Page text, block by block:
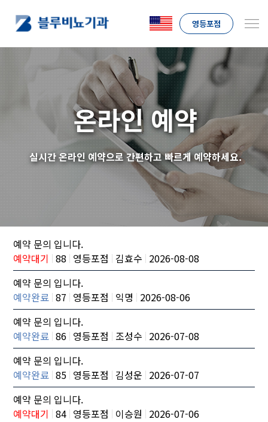
영등포점
온라인 예약
실시간 온라인 예약으로 간편하고 빠르게 예약하세요.
예약 문의 입니다.
예약대기 88 영등포점 김효수 2026-08-08
예약 문의 입니다.
예약완료 87 영등포점 익명 2026-08-06
예약 문의 입니다.
예약완료 86 영등포점 조성수 2026-07-08
예약 문의 입니다.
예약완료 85 영등포점 김성운 2026-07-07
예약 문의 입니다.
예약대기 84 영등포점 이승원 2026-07-06